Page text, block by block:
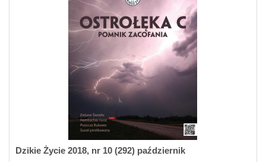
Dzikie Życie 2018, nr 10 (292) październik